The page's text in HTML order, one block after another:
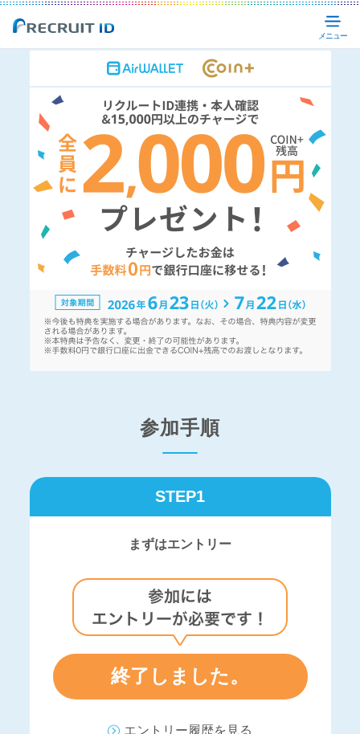
参加手順
STEP1
まずはエントリー
終了しました。
エントリー履歴を見る